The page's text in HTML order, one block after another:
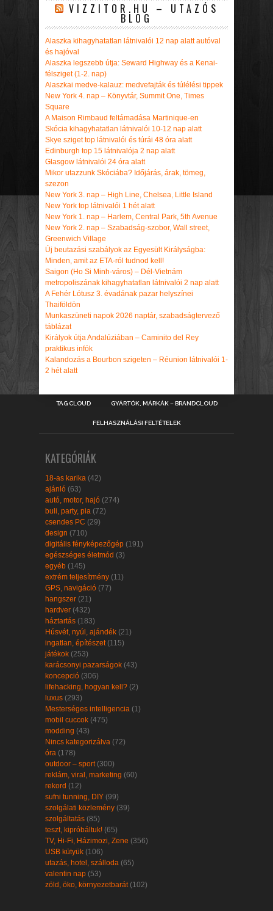
VIZZITOR.HU – UTAZÓS
BLOG
Alaszka kihagyhatatlan látnivalói 12 nap alatt autóval
és hajóval
Alaszka legszebb útja: Seward Highway és a Kenai-
félsziget (1-2. nap)
Alaszkai medve-kalauz: medvefajták és túlélési tippek
New York 4. nap – Könyvtár, Summit One, Times
Square
A Maison Rimbaud feltámadása Martinique-en
Skócia kihagyhatatlan látnivalói 10-12 nap alatt
Skye sziget top látnivalói és túrái 48 óra alatt
Edinburgh top 15 látnivalója 2 nap alatt
Glasgow látnivalói 24 óra alatt
Mikor utazzunk Skóciába? Időjárás, árak, tömeg,
szezon
New York 3. nap – High Line, Chelsea, Little Island
New York top látnivalói 1 hét alatt
New York 1. nap – Harlem, Central Park, 5th Avenue
New York 2. nap – Szabadság-szobor, Wall street,
Greenwich Village
Új beutazási szabályok az Egyesült Királyságba:
Minden, amit az ETA-ról tudnod kell!
Saigon (Ho Si Minh-város) – Dél-Vietnám
metropoliszának kihagyhatatlan látnivalói 2 nap alatt
A Fehér Lótusz 3. évadának pazar helyszínei
Thaiföldön
Munkaszüneti napok 2026 naptár, szabadságtervező
táblázat
Királyok útja Andalúziában – Caminito del Rey
praktikus infók
Kalandozás a Bourbon szigeten – Réunion látnivalói 1-
2 hét alatt
TAG CLOUD GYÁRTÓK, MÁRKÁK – BRANDCLOUD
FELHASZNÁLÁSI FELTÉTELEK
KATEGÓRIÁK
18-as karika (42)
ajánló (63)
autó, motor, hajó (274)
buli, party, pia (72)
csendes PC (29)
design (710)
digitális fényképezőgép (191)
egészséges életmód (3)
egyéb (145)
extrém teljesítmény (11)
GPS, navigáció (77)
hangszer (21)
hardver (432)
háztartás (183)
Húsvét, nyúl, ajándék (21)
ingatlan, építészet (115)
játékok (253)
karácsonyi pazarságok (43)
koncepció (306)
lifehacking, hogyan kell? (2)
luxus (293)
Mesterséges intelligencia (1)
mobil cuccok (475)
modding (43)
Nincs kategorizálva (72)
óra (178)
outdoor – sport (300)
reklám, viral, marketing (60)
rekord (12)
sufni tunning, DIY (99)
szolgálati közlemény (39)
szolgáltatás (85)
teszt, kipróbáltuk! (65)
TV, Hi-Fi, Házimozi, Zene (356)
USB kütyük (106)
utazás, hotel, szálloda (65)
valentin nap (53)
zöld, öko, környezetbarát (102)